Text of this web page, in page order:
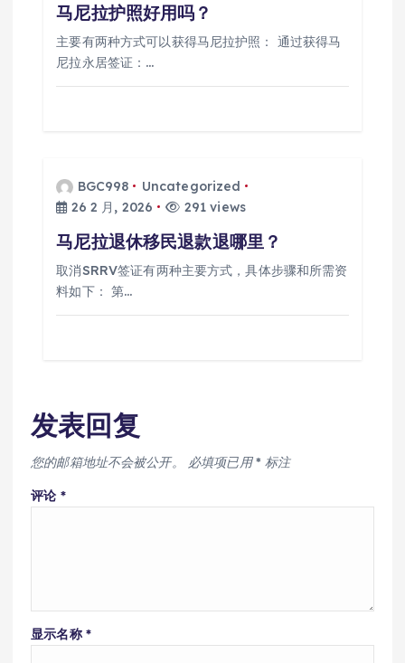
马尼拉护照好用吗？
主要有两种方式可以获得马尼拉护照： 通过获得马
尼拉永居签证：…
BGC998
Uncategorized
26 2 月, 2026
291 views
马尼拉退休移民退款退哪里？
取消SRRV签证有两种主要方式，具体步骤和所需资
料如下： 第…
发表回复
您的邮箱地址不会被公开。 必填项已用* 标注
评论 *
显示名称 *